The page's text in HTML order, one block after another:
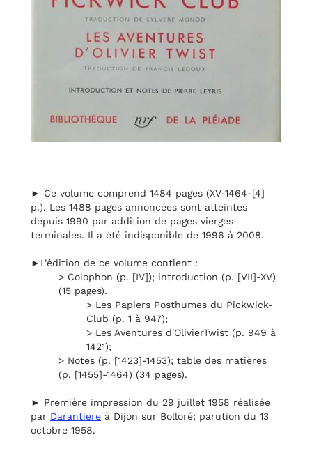
► Ce volume comprend 1484 pages (XV-1464-[4]
p.). Les 1488 pages annoncées sont atteintes
depuis 1990 par addition de pages vierges
terminales. Il a été indisponible de 1996 à 2008.
►L'édition de ce volume contient :
> Colophon (p. [IV]); introduction (p. [VII]-XV)
(15 pages).
> Les Papiers Posthumes du Pickwick-
Club (p. 1 à 947);
> Les Aventures d'OlivierTwist (p. 949 à
1421);
> Notes (p. [1423]-1453); table des matières
(p. [1455]-1464) (34 pages).
► Première impression du 29 juillet 1958 réalisée
par Darantiere à Dijon sur Bolloré; parution du 13
octobre 1958.